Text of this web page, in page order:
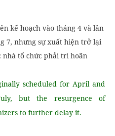
kế hoạch vào tháng 4 và lần
7, nhưng sự xuất hiện trở lại
nhà tổ chức phải trì hoãn
scheduled for April and
but the resurgence of
to further delay it.